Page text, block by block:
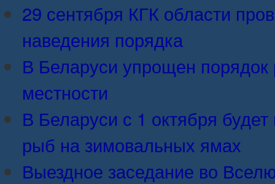
29 сентября КГК области
наведения порядка
В Беларуси упрощен порядок
местности
В Беларуси с 1 октября
рыб на зимовальных ямах
Выездное заседание во